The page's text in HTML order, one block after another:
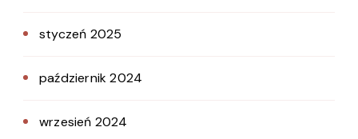
styczeń 2025
październik 2024
wrzesień 2024